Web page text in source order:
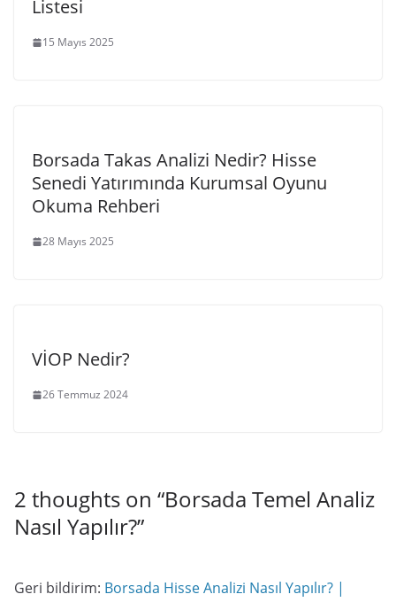
Listesi
15 Mayıs 2025
Borsada Takas Analizi Nedir? Hisse
Senedi Yatırımında Kurumsal Oyunu
Okuma Rehberi
28 Mayıs 2025
VİOP Nedir?
26 Temmuz 2024
2 thoughts on “Borsada Temel Analiz
Nasıl Yapılır?”
Geri bildirim: Borsada Hisse Analizi Nasıl Yapılır? |